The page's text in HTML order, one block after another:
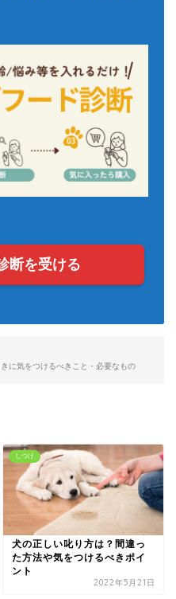
断を受ける
に気をつけるべきこと・必要なもの
しつけ
犬の正しい叱り方は？間違っ
た方法や気をつけるべきポイ
ント
2022年5月21日